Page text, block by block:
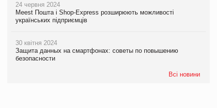
24 червня 2024
Meest Пошта і Shop-Express розширюють можливості
українських підприємців
30 квітня 2024
Защита данных на смартфонах: советы по повышению
безопасности
Всі новини